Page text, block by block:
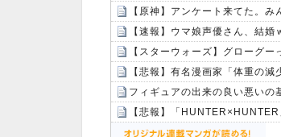
【原神】アンケート来てた。み
【速報】ウマ娘声優さん、結婚
【スターウォーズ】グローグ
【悲報】有名漫画家「体重の
フィギュアの出来の良い悪いの
【悲報】「